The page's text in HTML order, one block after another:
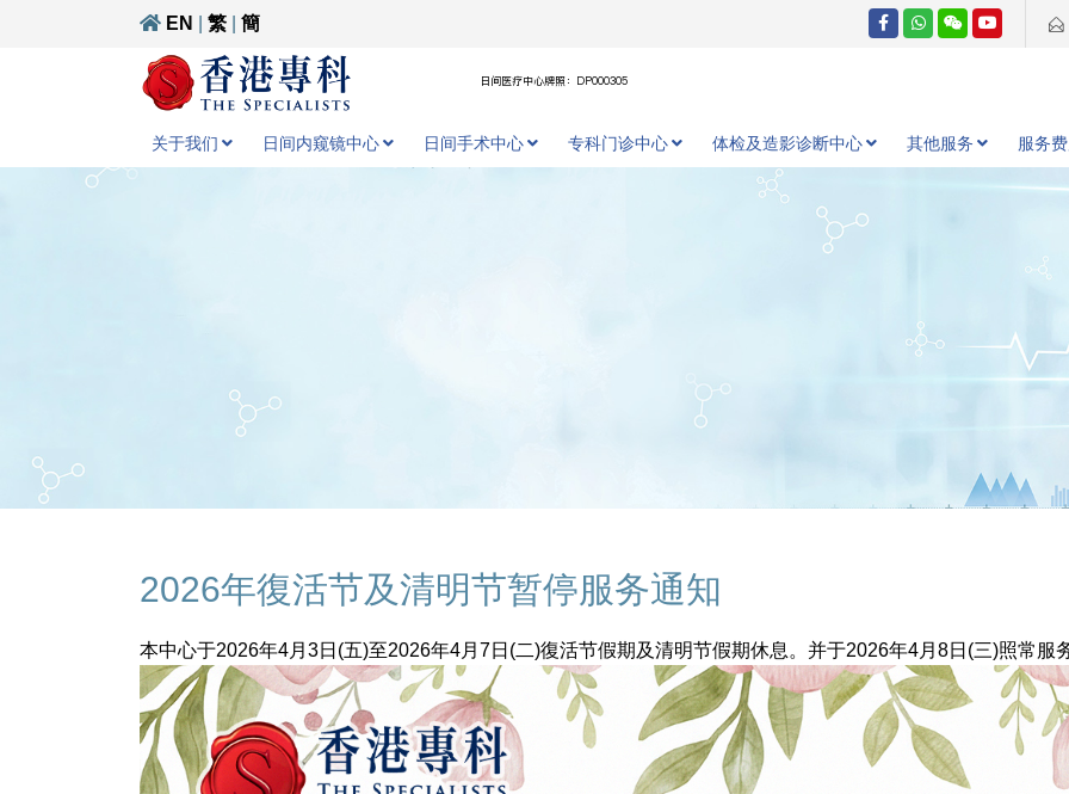
EN 繁 簡
日间医疗中心牌照：DP000305
关于我们 日间内窥镜中心 日间手术中心 专科门诊中心 体检及造影诊断中心 其他服务 服务
2026年復活节及清明节暂停服务通知
本中心于2026年4月3日(五)至2026年4月7日(二)復活节假期及清明节假期休息。并于2026年4月8日(三)照常服